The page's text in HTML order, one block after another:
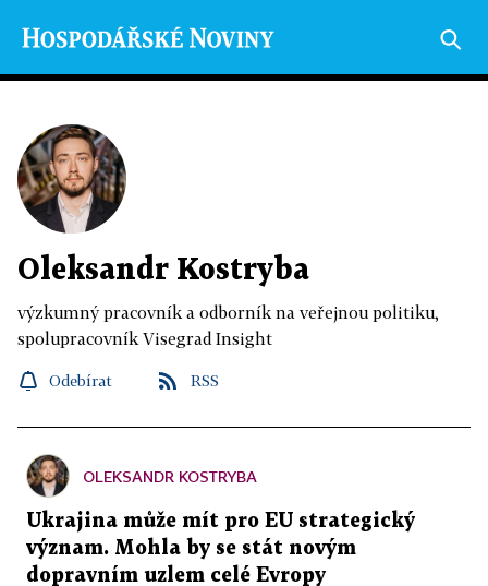
Oleksandr Kostryba
výzkumný pracovník a odborník na veřejnou politiku,
spolupracovník Visegrad Insight
Odebírat RSS
OLEKSANDR KOSTRYBA
Ukrajina může mít pro EU strategický
význam. Mohla by se stát novým
dopravním uzlem celé Evropy